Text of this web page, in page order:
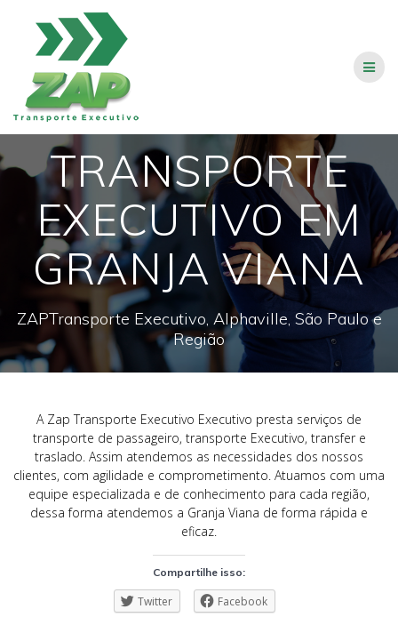
TRANSPORTE
EXECUTIVO EM
GRANJA VIANA
ZAPTransporte Executivo, Alphaville, São Paulo e
Região
A Zap Transporte Executivo Executivo presta serviços de
transporte de passageiro, transporte Executivo, transfer e
traslado. Assim atendemos as necessidades dos nossos
clientes, com agilidade e comprometimento. Atuamos com uma
equipe especializada e de conhecimento para cada região,
dessa forma atendemos a Granja Viana de forma rápida e
eficaz.
Compartilhe isso:
Twitter Facebook